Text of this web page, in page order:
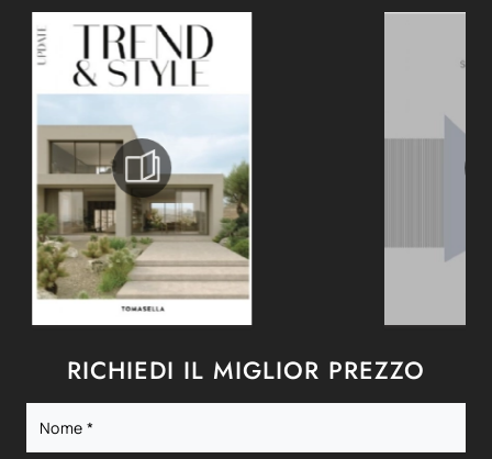
RICHIEDI IL MIGLIOR PREZZO